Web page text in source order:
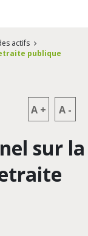
actifs
publique
A + A -
sur la